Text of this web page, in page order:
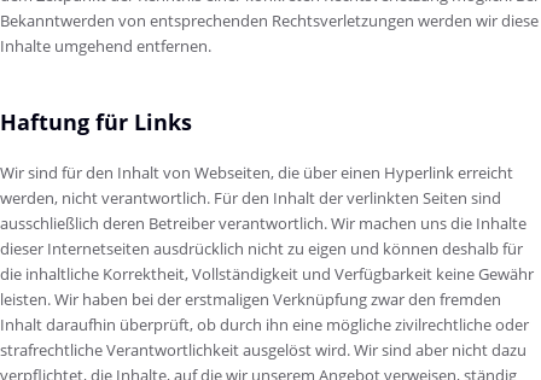
Bekanntwerden von entsprechenden Rechtsverletzungen werden wir diese
Inhalte umgehend entfernen.
Haftung für Links
Wir sind für den Inhalt von Webseiten, die über einen Hyperlink erreicht
werden, nicht verantwortlich. Für den Inhalt der verlinkten Seiten sind
ausschließlich deren Betreiber verantwortlich. Wir machen uns die Inhalte
dieser Internetseiten ausdrücklich nicht zu eigen und können deshalb für
die inhaltliche Korrektheit, Vollständigkeit und Verfügbarkeit keine Gewähr
leisten. Wir haben bei der erstmaligen Verknüpfung zwar den fremden
Inhalt daraufhin überprüft, ob durch ihn eine mögliche zivilrechtliche oder
strafrechtliche Verantwortlichkeit ausgelöst wird. Wir sind aber nicht dazu
verpflichtet, die Inhalte, auf die wir unserem Angebot verweisen, ständig